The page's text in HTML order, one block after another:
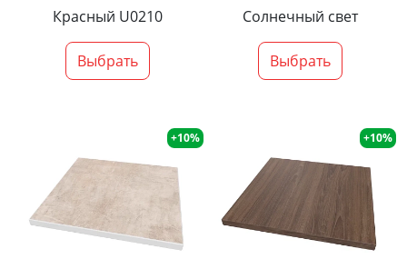
Красный U0210
Выбрать
Солнечный свет
Выбрать
+10% +10%